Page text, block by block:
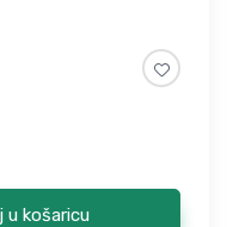
u košaricu